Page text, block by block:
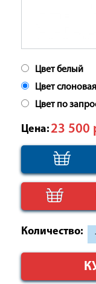
Цвет белый
Цвет
Цвет по
Цена: 23 500
Количество: